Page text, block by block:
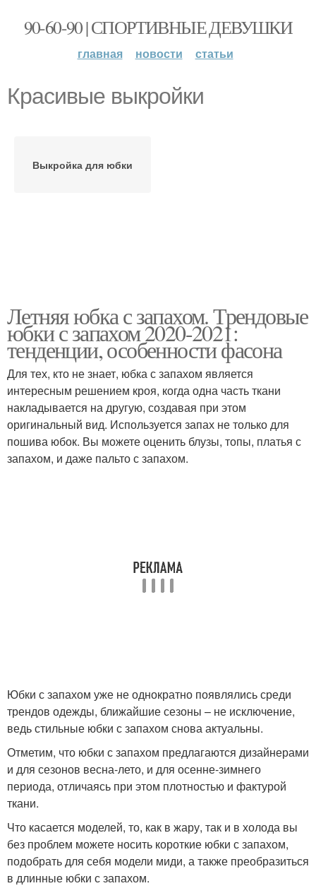
90-60-90 | СПОРТИВНЫЕ ДЕВУШКИ
главная новости статьи
Красивые выкройки
Выкройка для юбки
Летняя юбка с запахом. Трендовые
юбки с запахом 2020-2021:
тенденции, особенности фасона
Для тех, кто не знает, юбка с запахом является
интересным решением кроя, когда одна часть ткани
накладывается на другую, создавая при этом
оригинальный вид. Используется запах не только для
пошива юбок. Вы можете оценить блузы, топы, платья с
запахом, и даже пальто с запахом.
Юбки с запахом уже не однократно появлялись среди
трендов одежды, ближайшие сезоны – не исключение,
ведь стильные юбки с запахом снова актуальны.
Отметим, что юбки с запахом предлагаются дизайнерами
и для сезонов весна-лето, и для осенне-зимнего
периода, отличаясь при этом плотностью и фактурой
ткани.
Что касается моделей, то, как в жару, так и в холода вы
без проблем можете носить короткие юбки с запахом,
подобрать для себя модели миди, а также преобразиться
в длинные юбки с запахом.